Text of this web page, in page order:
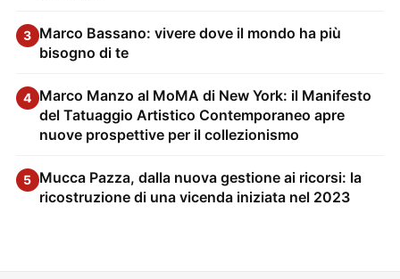
3 Marco Bassano: vivere dove il mondo ha più
bisogno di te
4 Marco Manzo al MoMA di New York: il Manifesto
del Tatuaggio Artistico Contemporaneo apre
nuove prospettive per il collezionismo
5 Mucca Pazza, dalla nuova gestione ai ricorsi: la
ricostruzione di una vicenda iniziata nel 2023